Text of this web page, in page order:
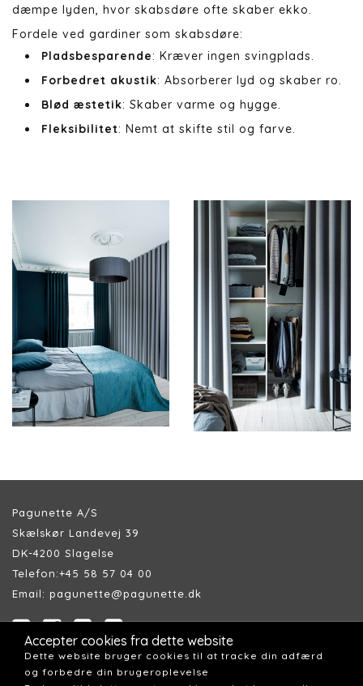
dæmpe lyden, hvor skabsdøre ofte skaber ekko.
Fordele ved gardiner som skabsdøre:
Pladsbesparende: Kræver ingen svingplads.
Forbedret akustik: Absorberer lyd og skaber ro.
Blød æstetik: Skaber varme og hygge.
Fleksibilitet: Nemt at skifte stil og farve.
Pagunette A/S
Skælskør Landevej 39
DK-4200 Slagelse
Telefon:+45 58 57 04 00
Email: pagunette@pagunette.dk
Accepter cookies fra dette website
Dette website bruger cookies til at tracke din adfærd
og forbedre din brugeroplevelse